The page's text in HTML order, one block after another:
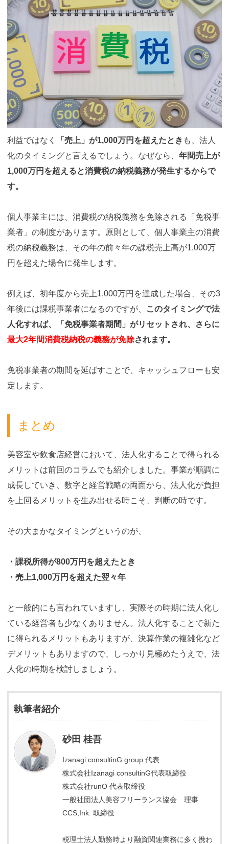
利益ではなく 「売上」が1,000万円を超えたとき も、法人
化のタイミングと言えるでしょう。なぜなら、 年間売上が
1,000万円を超えると消費税の納税義務が発生するからで
す。
個人事業主には、消費税の納税義務を免除される「免税事
業者」の制度があります。原則として、個人事業主の消費
税の納税義務は、その年の前々年の課税売上高が1,000万
円を超えた場合に発生します。
例えば、初年度から売上1,000万円を達成した場合、その3
年後には課税事業者になるのですが、
このタイミングで法
人化すれば、「免税事業者期間」がリセットされ、さらに
最大2年間消費税納税の義務が免除されます。
免税事業者の期間を延ばすことで、キャッシュフローも安
定します。
まとめ
美容室や飲食店経営において、法人化することで得られる
メリットは前回のコラムでも紹介しました。事業が順調に
成長していき、数字と経営戦略の両面から、法人化が負担
を上回るメリットを生み出せる時こそ、判断の時です。
その大まかなタイミングというのが、
・課税所得が800万円を超えたとき
・売上1,000万円を超えた翌々年
と一般的にも言われていますし、実際その時期に法人化し
ている経営者も少なくありません。法人化することで新た
に得られるメリットもありますが、決算作業の複雑化など
デメリットもありますので、しっかり見極めたうえで、法
人化の時期を検討しましょう。
執筆者紹介
砂田 桂吾
Izanagi consultinG group 代表
株式会社Izanagi consultinG代表取締役
株式会社runO 代表取締役
一般社団法人美容フリーランス協会 理事
CCS,Ink. 取締役
税理士法人勤務時より融資関連業務に多く携わ